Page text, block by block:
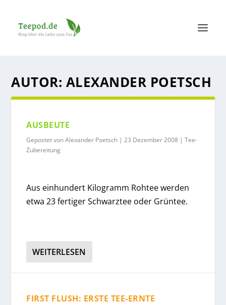
AUTOR: ALEXANDER POETSCH
AUSBEUTE
Gepostet vonAlexander Poetsch |23 Dezember 2008 |Tee-
Zubereitung
Aus einhundert Kilogramm Rohtee werden
etwa 23 fertiger Schwarztee oder Grüntee.
WEITERLESEN
FIRST FLUSH: ERSTE TEE-ERNTE